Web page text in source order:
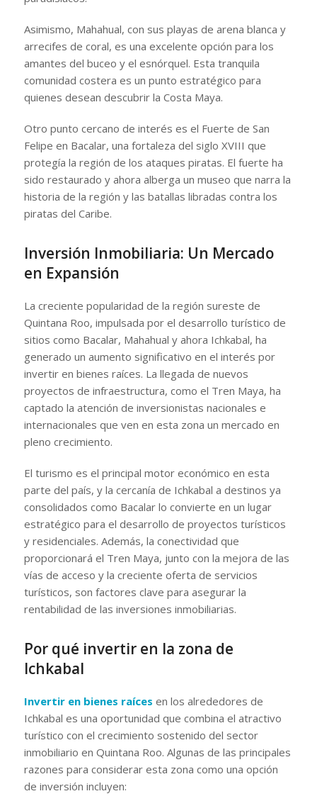
Asimismo, Mahahual, con sus playas de arena blanca y
arrecifes de coral, es una excelente opción para los
amantes del buceo y el esnórquel. Esta tranquila
comunidad costera es un punto estratégico para
quienes desean descubrir la Costa Maya.
Otro punto cercano de interés es el Fuerte de San
Felipe en Bacalar, una fortaleza del siglo XVIII que
protegía la región de los ataques piratas. El fuerte ha
sido restaurado y ahora alberga un museo que narra la
historia de la región y las batallas libradas contra los
piratas del Caribe.
Inversión Inmobiliaria: Un Mercado
en Expansión
La creciente popularidad de la región sureste de
Quintana Roo, impulsada por el desarrollo turístico de
sitios como Bacalar, Mahahual y ahora Ichkabal, ha
generado un aumento significativo en el interés por
invertir en bienes raíces. La llegada de nuevos
proyectos de infraestructura, como el Tren Maya, ha
captado la atención de inversionistas nacionales e
internacionales que ven en esta zona un mercado en
pleno crecimiento.
El turismo es el principal motor económico en esta
parte del país, y la cercanía de Ichkabal a destinos ya
consolidados como Bacalar lo convierte en un lugar
estratégico para el desarrollo de proyectos turísticos
y residenciales. Además, la conectividad que
proporcionará el Tren Maya, junto con la mejora de las
vías de acceso y la creciente oferta de servicios
turísticos, son factores clave para asegurar la
rentabilidad de las inversiones inmobiliarias.
Por qué invertir en la zona de
Ichkabal
Invertir en bienes raíces en los alrededores de
Ichkabal es una oportunidad que combina el atractivo
turístico con el crecimiento sostenido del sector
inmobiliario en Quintana Roo. Algunas de las principales
razones para considerar esta zona como una opción
de inversión incluyen: